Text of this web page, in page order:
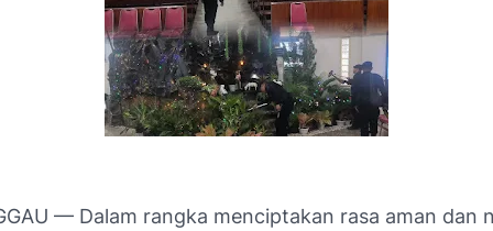
— Dalam rangka menciptakan rasa aman dan